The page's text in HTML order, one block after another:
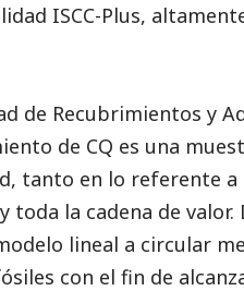
ISCC-Plus,
de Recubrimientos y
de CQ es una
tanto en lo referente a
la cadena de valor.
lineal a circular
con el fin de